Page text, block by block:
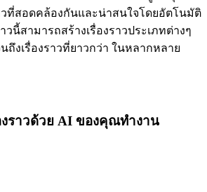
วที่สอดคล้องกันและน่าสนใจโดยอัตโนมัติ
วนี้สามารถสร้างเรื่องราวประเภทต่างๆ
ถึงเรื่องราวที่ยาวกว่า ในหลากหลาย
งราวด้วย AI ของคุณทำงาน